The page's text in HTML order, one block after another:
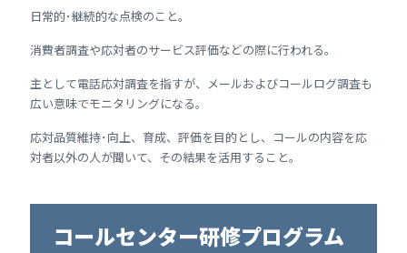
日常的･継続的な点検のこと。
消費者調査や応対者のサービス評価などの際に行われる。
主として電話応対調査を指すが、メールおよびコールログ調査も
広い意味でモニタリングになる。
応対品質維持･向上、育成、評価を目的とし、コールの内容を応
対者以外の人が聞いて、その結果を活用すること。
コールセンター研修プログラム